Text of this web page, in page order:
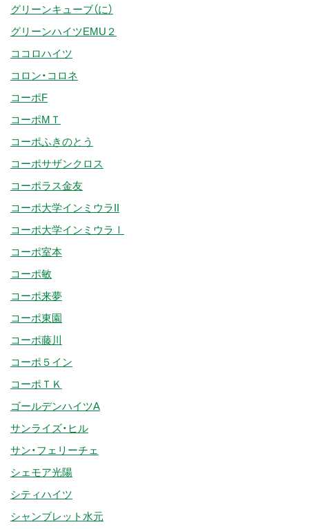
グリーンキューブ（に）
グリーンハイツEMU２
ココロハイツ
コロン・コロネ
コーポF
コーポMＴ
コーポふきのとう
コーポサザンクロス
コーポラス金友
コーポ大学インミウラII
コーポ大学インミウラⅠ
コーポ室本
コーポ敏
コーポ来夢
コーポ東園
コーポ藤川
コーポ５イン
コーポＴＫ
ゴールデンハイツA
サンライズ・ヒル
サン・フェリーチェ
シェモア光陽
シティハイツ
シャンブレット水元